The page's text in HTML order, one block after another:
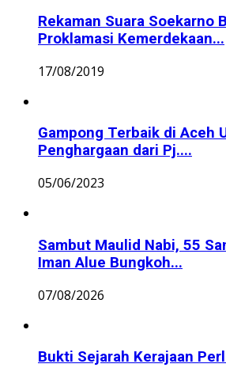
Rekaman Suara Soekarno
Proklamasi Kemerdekaan...
17/08/2019
Gampong Terbaik di Aceh
Penghargaan dari Pj....
05/06/2023
Sambut Maulid Nabi, 55
Iman Alue Bungkoh...
07/08/2026
Bukti Sejarah Kerajaan